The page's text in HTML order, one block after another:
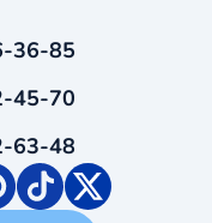
36-85
45-70
63-48